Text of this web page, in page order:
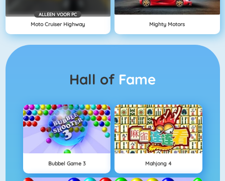
ALLEEN VOOR PC
Moto Cruiser Highway Mighty Motors
Hall of Fame
Bubbel Game 3 Mahjong 4